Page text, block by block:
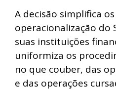
A decisão simplifica
operacionalização do
suas instituições
uniformiza os
no que couber, das
e das operações